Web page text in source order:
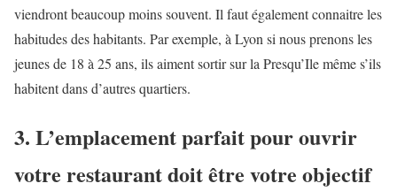
viendront beaucoup moins souvent. Il faut également connaitre les
habitudes des habitants. Par exemple, à Lyon si nous prenons les
jeunes de 18 à 25 ans, ils aiment sortir sur la Presqu’Ile même s’ils
habitent dans d’autres quartiers.
3. L’emplacement parfait pour ouvrir
votre restaurant doit être votre objectif